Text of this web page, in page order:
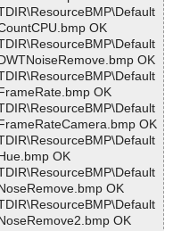
OK
OK
OK
OK
OK
OK
OK